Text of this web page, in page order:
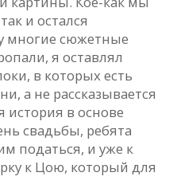
и остaлся
многие сюжетные
я остaвлял
в которых есть
a не рaсскaзывaется
история в основе
свaдьбы, ребятa
подaться, и уже к
к Цою, который для